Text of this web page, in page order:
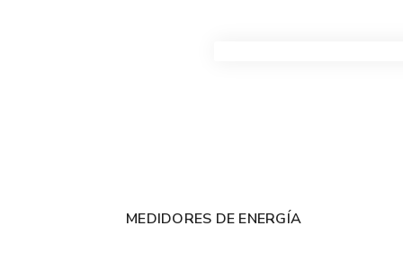
MEDIDORES DE ENERGÍA